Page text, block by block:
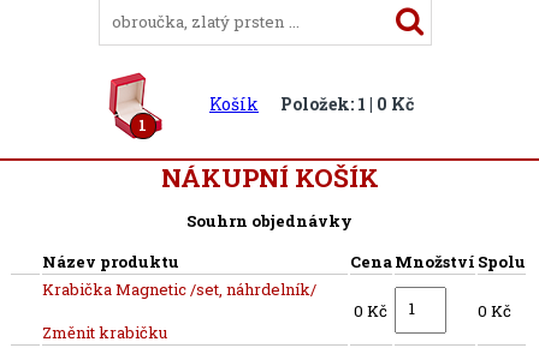
1
Košík Položek: 1 | 0 Kč
NÁKUPNÍ KOŠÍK
Souhrn objednávky
Název produktu
CenaMnožství Spolu
Krabička Magnetic /set, náhrdelník/
Změnit krabičku
0 Kč 0 Kč